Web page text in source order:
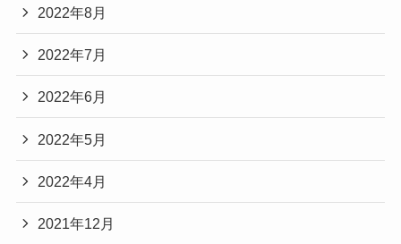
2022年8月
2022年7月
2022年6月
2022年5月
2022年4月
2021年12月